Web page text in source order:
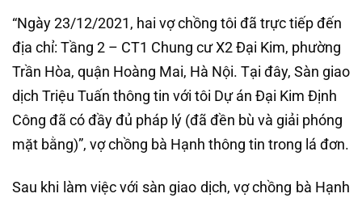
“Ngày 23/12/2021, hai vợ chồng tôi đã trực tiếp đến
địa chỉ: Tầng 2 – CT1 Chung cư X2 Đại Kim, phường
Trần Hòa, quận Hoàng Mai, Hà Nội. Tại đây, Sàn giao
dịch Triệu Tuấn thông tin với tôi Dự án Đại Kim Định
Công đã có đầy đủ pháp lý (đã đền bù và giải phóng
mặt bằng)”, vợ chồng bà Hạnh thông tin trong lá đơn.
Sau khi làm việc với sàn giao dịch, vợ chồng bà Hạnh